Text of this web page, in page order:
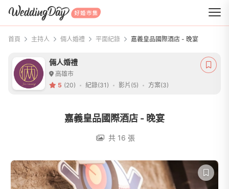
WeddingDay 好婚市集
首頁 主持人 倆人婚禮 平面紀錄 嘉義皇品國際酒店 - 晚宴
倆人婚禮
高雄市
5 (20) 紀錄(31) 影片(5) 方案(3)
嘉義皇品國際酒店 - 晚宴
共 16 張